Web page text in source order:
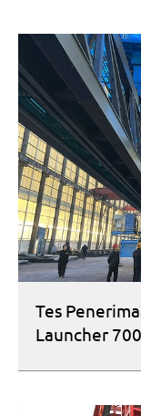
Tes
Launcher